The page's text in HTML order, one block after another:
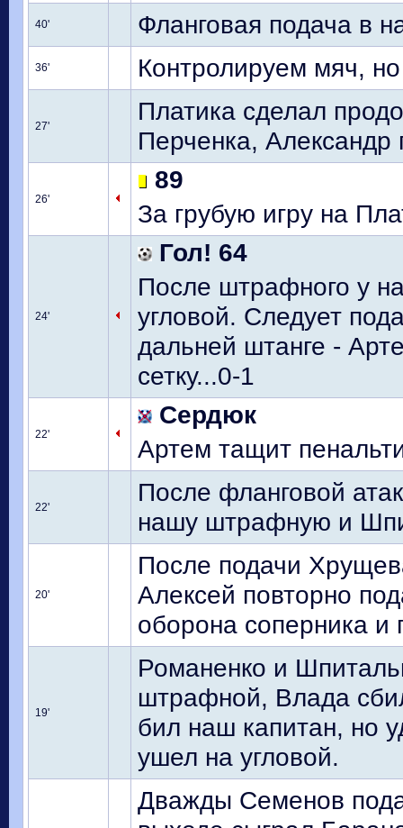
40' Фланговая подача в
36' Контролируем мяч,
27'
Платика сделал
Перченка, Александр
26'
89
За грубую игру на
24'
Гол! 64
После штрафного у
угловой. Следует
дальней штанге -
сетку...0-1
22'
Сердюк
Артем тащит
22'
После фланговой
нашу штрафную и
20'
После подачи
Алексей повторно
оборона соперника и
19'
Романенко и
штрафной, Влада
бил наш капитан, но
ушел на угловой.
Дважды Семенов